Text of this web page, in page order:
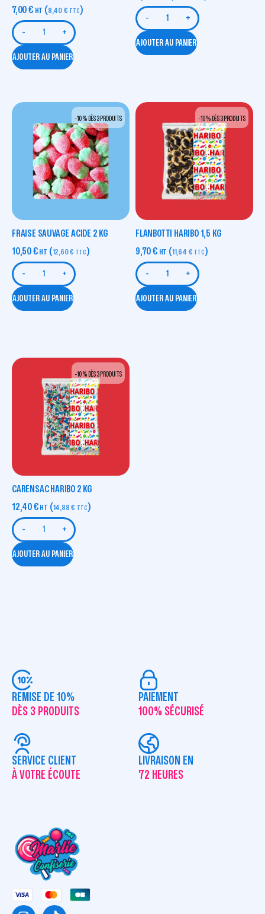
7,00€ HT (8,40 € TTC)
- +
AJOUTER AU PANIER
- +
AJOUTER AU PANIER
-10 % DÈS 3 PRODUITS
FRAISE SAUVAGE ACIDE 2 KG
10,50€ HT (12,60€ TTC)
- +
AJOUTER AU PANIER
-10 % DÈS 3 PRODUITS
FLANBOTTI HARIBO 1,5 KG
9,70€ HT (11,64 € TTC)
- +
AJOUTER AU PANIER
-10 % DÈS 3 PRODUITS
CARENSAC HARIBO 2 KG
12,40€ HT (14,88€ TTC)
- +
AJOUTER AU PANIER
REMISE DE 10%
DÈS 3 PRODUITS
PAIEMENT
100% SÉCURISÉ
SERVICE CLIENT
À VOTRE ÉCOUTE
LIVRAISON EN
72 HEURES